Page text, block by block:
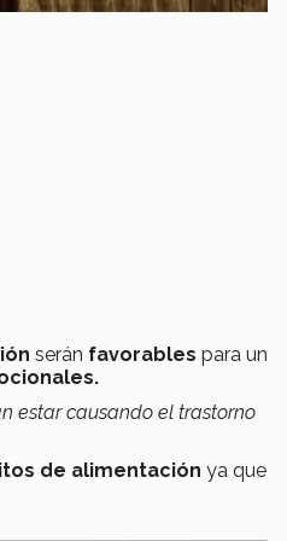
serán favorables para un
estar causando el trastorno
de alimentación ya que